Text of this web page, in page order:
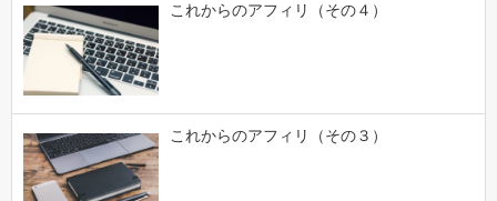
これからのアフィリ（その４）
これからのアフィリ（その３）